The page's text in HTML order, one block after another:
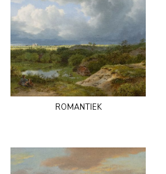
romantiek